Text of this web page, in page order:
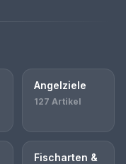
Angelziele
127 Artikel
Fischarten &